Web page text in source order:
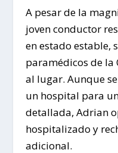
A pesar de la
joven conductor
en estado estable,
paramédicos de la
al lugar. Aunque
un hospital para
detallada, Adrian
hospitalizado y
adicional.